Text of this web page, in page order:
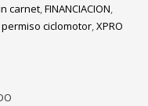
carnet,FINANCIACION,
permiso ciclomotor,XPRO